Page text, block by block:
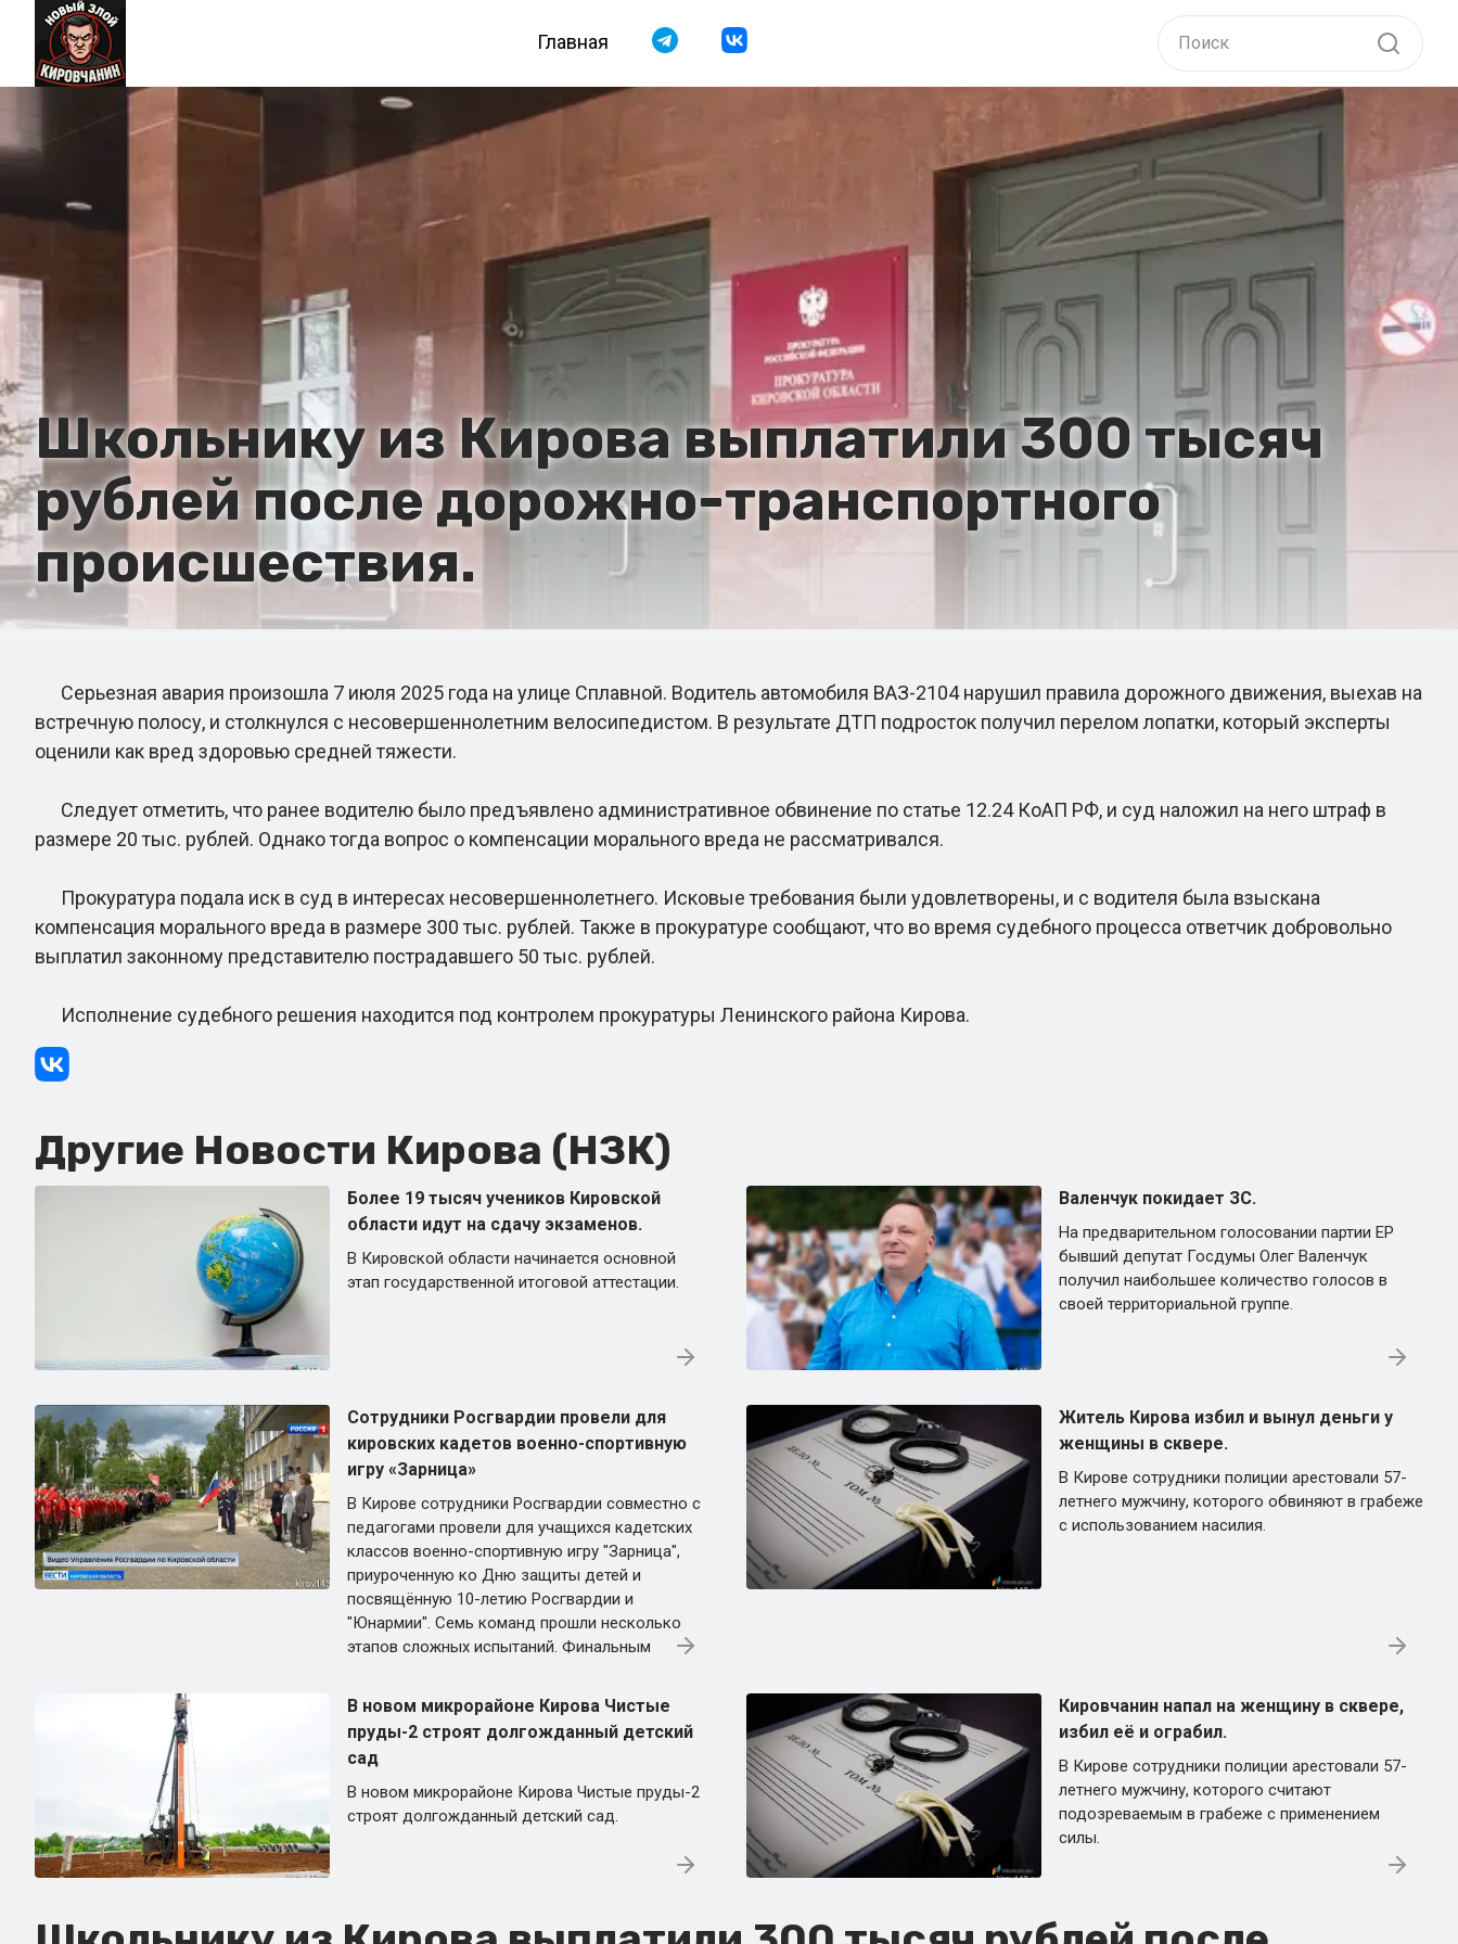
Главная
Школьнику из Кирова выплатили 300 тысяч
рублей после дорожно-транспортного
происшествия.
Серьезная авария произошла 7 июля 2025 года на улице Сплавной. Водитель автомобиля ВАЗ-2104 нарушил правила дорожного движения, выехав на
встречную полосу, и столкнулся с несовершеннолетним велосипедистом. В результате ДТП подросток получил перелом лопатки, который эксперты
оценили как вред здоровью средней тяжести.
Следует отметить, что ранее водителю было предъявлено административное обвинение по статье 12.24 КоАП РФ, и суд наложил на него штраф в
размере 20 тыс. рублей. Однако тогда вопрос о компенсации морального вреда не рассматривался.
Прокуратура подала иск в суд в интересах несовершеннолетнего. Исковые требования были удовлетворены, и с водителя была взыскана
компенсация морального вреда в размере 300 тыс. рублей. Также в прокуратуре сообщают, что во время судебного процесса ответчик добровольно
выплатил законному представителю пострадавшего 50 тыс. рублей.
Исполнение судебного решения находится под контролем прокуратуры Ленинского района Кирова.
Другие Новости Кирова (НЗК)
Более 19 тысяч учеников Кировской
области идут на сдачу экзаменов.
В Кировской области начинается основной
этап государственной итоговой аттестации.
Валенчук покидает ЗС.
На предварительном голосовании партии ЕР
бывший депутат Госдумы Олег Валенчук
получил наибольшее количество голосов в
своей территориальной группе.
Сотрудники Росгвардии провели для
кировских кадетов военно-спортивную
игру «Зарница»
В Кирове сотрудники Росгвардии совместно с
педагогами провели для учащихся кадетских
классов военно-спортивную игру "Зарница",
приуроченную ко Дню защиты детей и
посвящённую 10-летию Росгвардии и
"Юнармии". Семь команд прошли несколько
этапов сложных испытаний. Финальным
Житель Кирова избил и вынул деньги у
женщины в сквере.
В Кирове сотрудники полиции арестовали 57-
летнего мужчину, которого обвиняют в грабеже
с использованием насилия.
В новом микрорайоне Кирова Чистые
пруды-2 строят долгожданный детский
сад
В новом микрорайоне Кирова Чистые пруды-2
строят долгожданный детский сад.
Кировчанин напал на женщину в сквере,
избил её и ограбил.
В Кирове сотрудники полиции арестовали 57-
летнего мужчину, которого считают
подозреваемым в грабеже с применением
силы.